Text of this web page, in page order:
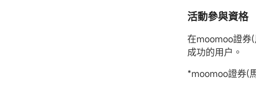
活動參與資格
在moomoo證券
成功的用户。
*moomoo證券(